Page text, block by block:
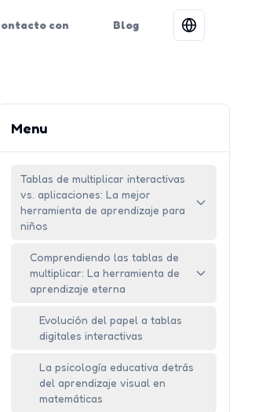
con Blog
Menu
Tablas de multiplicar interactivas
vs. aplicaciones: La mejor
herramienta de aprendizaje para
niños
Comprendiendo las tablas de
multiplicar: La herramienta de
aprendizaje eterna
Evolución del papel a tablas
digitales interactivas
La psicología educativa detrás
del aprendizaje visual en
matemáticas